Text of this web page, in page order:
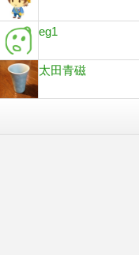
eg1
太田青磁